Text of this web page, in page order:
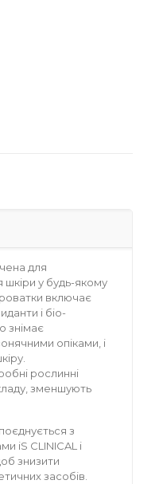
для
у будь-якому
включає
і біо-
знімає
опіками, і
рослинні
зменшують
з
iS CLINICAL і
знизити
засобів.